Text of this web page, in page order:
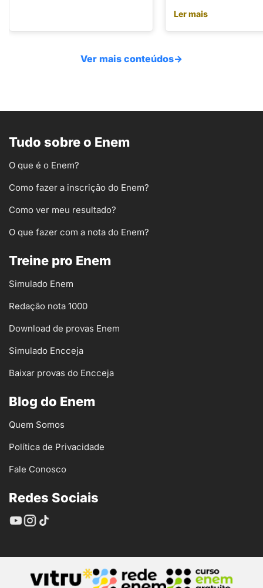
Ler mais
Ver mais conteúdos→
Tudo sobre o Enem
O que é o Enem?
Como fazer a inscrição do Enem?
Como ver meu resultado?
O que fazer com a nota do Enem?
Treine pro Enem
Simulado Enem
Redação nota 1000
Download de provas Enem
Simulado Encceja
Baixar provas do Encceja
Blog do Enem
Quem Somos
Política de Privacidade
Fale Conosco
Redes Sociais